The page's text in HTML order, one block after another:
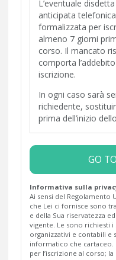
L’eventuale
anticipata
formalizzata per
almeno 7 giorni
corso. Il mancato
comporta
iscrizione.
In ogni caso sarà
richiedente,
prima dell’inizio
GO
Informativa sulla
Ai sensi del Regolamento
che Lei ci fornisce sono
e della Sua riservatezza
vigente. Le sono richiesti
organizzativi e contabili e
informatico che
per l’iscrizione al corso;